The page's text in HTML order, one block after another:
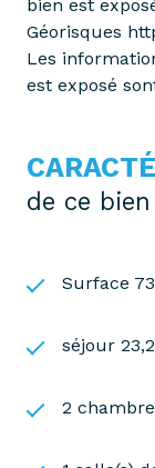
bien est
Géorisques
Les
est exposé
de ce bien
Surface
séjour
2